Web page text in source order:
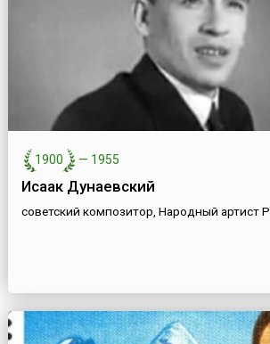
1900 — 1955
Исаак Дунаевский
советский композитор, Народный артист